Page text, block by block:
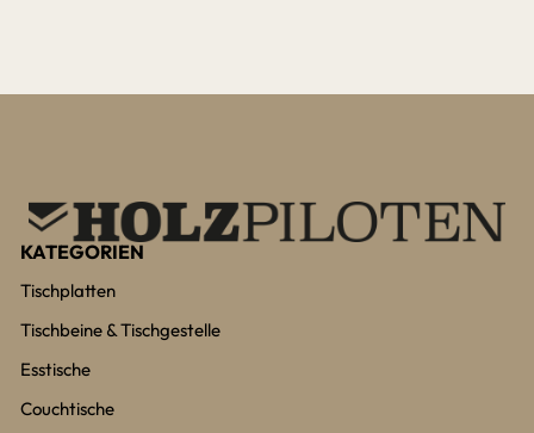
KATEGORIEN
Tischplatten
Tischbeine & Tischgestelle
Esstische
Couchtische